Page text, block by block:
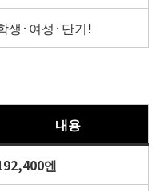
생·여성·단기!
내용
엔